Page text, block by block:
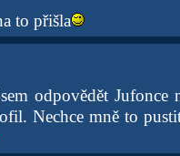
to přišla
odpovědět
Nechce mně to